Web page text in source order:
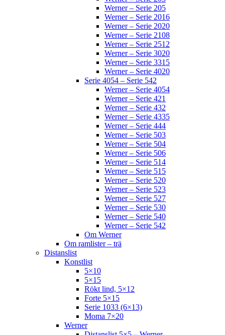
Werner – Serie 205
Werner – Serie 2016
Werner – Serie 2020
Werner – Serie 2108
Werner – Serie 2512
Werner – Serie 3020
Werner – Serie 3315
Werner – Serie 4020
Serie 4054 – Serie 542
Werner – Serie 4054
Werner – Serie 421
Werner – Serie 432
Werner – Serie 4335
Werner – Serie 444
Werner – Serie 503
Werner – Serie 504
Werner – Serie 506
Werner – Serie 514
Werner – Serie 515
Werner – Serie 520
Werner – Serie 523
Werner – Serie 527
Werner – Serie 530
Werner – Serie 540
Werner – Serie 542
Om Werner
Om ramlister – trä
Distanslist
Konstlist
5×10
5×15
Rökt lind, 5×12
Forte 5×15
Serie 1033 (6×13)
Moma 7×20
Werner